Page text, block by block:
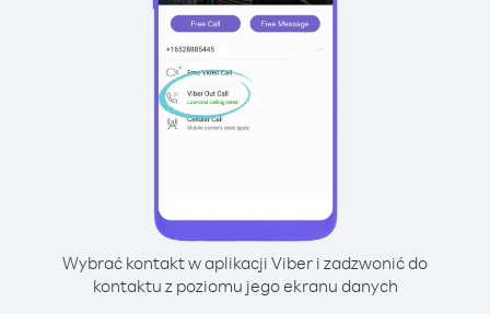
Wybrać kontakt w aplikacji Viber i zadzwonić do
kontaktu z poziomu jego ekranu danych